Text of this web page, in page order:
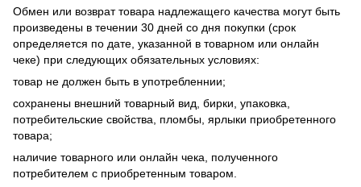
Обмен или возврат товара надлежащего качества могут быть
произведены в течении 30 дней со дня покупки (срок
определяется по дате, указанной в товарном или онлайн
чеке) при следующих обязательных условиях:
товар не должен быть в употребленнии;
сохранены внешний товарный вид, бирки, упаковка,
потребительские свойства, пломбы, ярлыки приобретенного
товара;
наличие товарного или онлайн чека, полученного
потребителем с приобретенным товаром.